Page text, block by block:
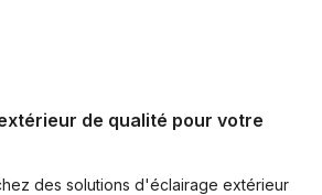
de qualité pour votre
des solutions d'éclairage extérieur